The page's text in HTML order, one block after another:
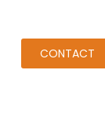
CONTACT